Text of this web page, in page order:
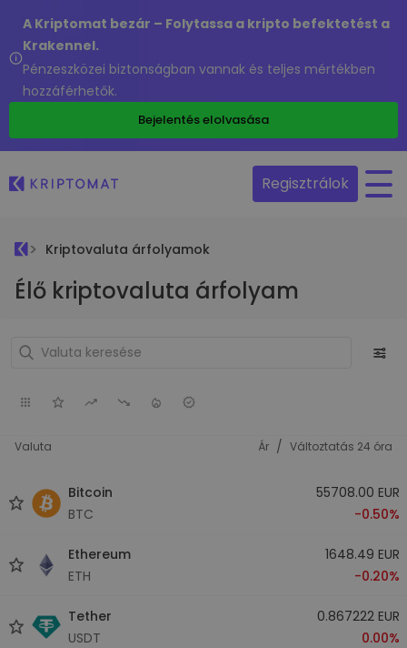
A Kriptomat bezár – Folytassa a kripto befektetést a
Krakennel.
Pénzeszközei biztonságban vannak és teljes mértékben
hozzáférhetők.
Bejelentés elolvasása
Regisztrálok
Kriptovaluta árfolyamok
Élő kriptovaluta árfolyam
Valuta Ár / Változtatás 24 óra
Bitcoin
BTC
55708.00 EUR
-0.50%
Ethereum
ETH
1648.49 EUR
-0.20%
Tether
USDT
0.867222 EUR
0.00%